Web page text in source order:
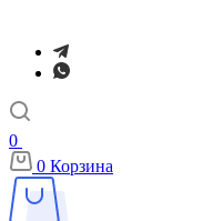
0
0 Корзина